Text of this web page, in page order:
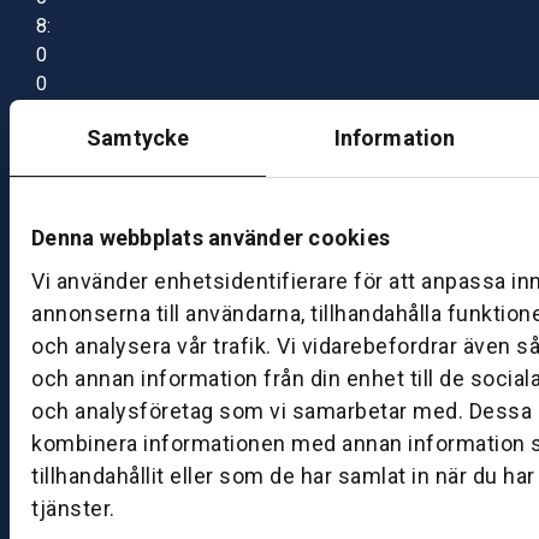
Samtycke Information
Denna webbplats använder cookies
Vi använder enhetsidentifierare för att anpassa
annonserna till användarna, tillhandahålla
och analysera vår trafik. Vi vidarebefordrar även
och annan information från din enhet till de
och analysföretag som vi samarbetar med. Dessa
kombinera informationen med annan information
tillhandahållit eller som de har samlat in när du
tjänster.
8:
0
0
7:
0
B
S
k
ö
v
d